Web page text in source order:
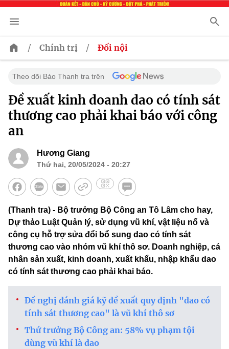
/ Chính trị / Đối nội
Theo dõi Báo Thanh tra trên
Đề xuất kinh doanh dao có tính sát
thương cao phải khai báo với công
an
Hương Giang
Thứ hai, 20/05/2024 - 20:27
(Thanh tra) - Bộ trưởng Bộ Công an Tô Lâm cho hay,
Dự thảo Luật Quản lý, sử dụng vũ khí, vật liệu nổ và
công cụ hỗ trợ sửa đổi bổ sung dao có tính sát
thương cao vào nhóm vũ khí thô sơ. Doanh nghiệp, cá
nhân sản xuất, kinh doanh, xuất khẩu, nhập khẩu dao
có tính sát thương cao phải khai báo.
Đề nghị đánh giá kỹ đề xuất quy định "dao có
tính sát thương cao" là vũ khí thô sơ
Thứ trưởng Bộ Công an: 58% vụ phạm tội
dùng vũ khí là dao